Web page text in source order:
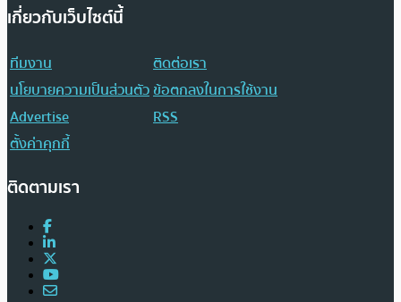
เกี่ยวกับเว็บไซต์นี้
ทีมงาน
ติดต่อเรา
นโยบายความเป็นส่วนตัวข้อตกลงในการใช้งาน
Advertise
RSS
ตั้งค่าคุกกี้
ติดตามเรา